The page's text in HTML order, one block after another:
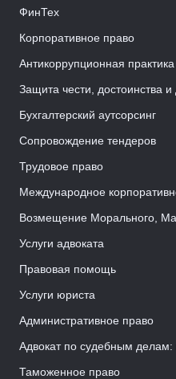
ФинТех
Корпоративное право
Антикоррупционная практика
Защита чести, достоинства
Бухгалтерский аутсорсинг
Сопровождение тендеров
Трудовое право
Международное
Возмещение Морального,
Услуги адвоката
Правовая помощь
Услуги юриста
Административное право
Адвокат по судебным
Таможенное право